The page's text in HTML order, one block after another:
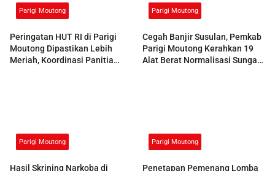
Parigi Moutong
Peringatan HUT RI di Parigi
Moutong Dipastikan Lebih
Meriah, Koordinasi Panitia
Parigi Moutong
Cegah Banjir Susulan, Pemkab
Parigi Moutong Kerahkan 19
Alat Berat Normalisasi Sungai
Parigi Moutong
Hasil Skrining Narkoba di
Parigi Moutong
Penetapan Pemenang Lomba